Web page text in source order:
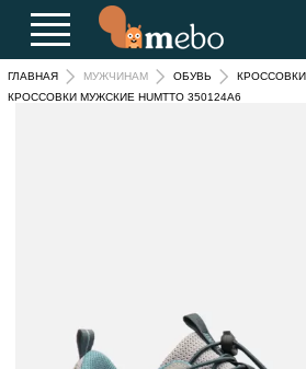
ГЛАВНАЯ МУЖЧИНАМ ОБУВЬ
КРОССОВКИ
КРОССОВКИ МУЖСКИЕ HUMTTO 350124A6